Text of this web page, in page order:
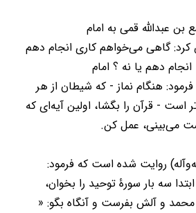
عبدالله قمی به امام
گاهی می‌خواهم کاری انجام دهم
دهم یا نه ؟ امام
هنگام نماز - که شیطان از هر
است - قرآن را بگشا، اولین آیه‌ای که
می‌بینی، عمل کن.
روایت شده است که فرمود:
سه بار سورۀ توحید را بخوان،
و آلش بفرست و آنگاه بگو: «